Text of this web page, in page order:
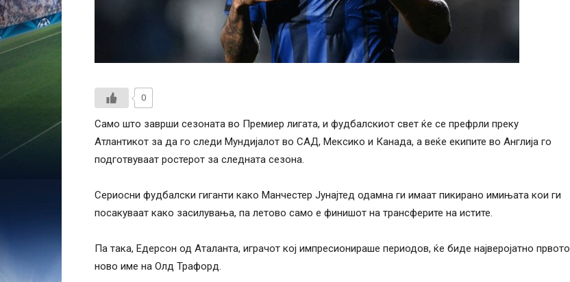
0
Само што заврши сезоната во Премиер лигата, и фудбалскиот свет ќе се префрли преку
Атлантикот за да го следи Мундијалот во САД, Мексико и Канада, а веќе екипите во Англија го
подготвуваат ростерот за следната сезона.
Сериосни фудбалски гиганти како Манчестер Јунајтед одамна ги имаат пикирано имињата кои ги
посакуваат како засилувања, па летово само е финишот на трансферите на истите.
Па така, Едерсон од Аталанта, играчот кој импресионираше периодов, ќе биде најверојатно првото
ново име на Олд Трафорд.